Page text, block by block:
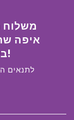
משלוח
איפה
בעולם!
לתנאים